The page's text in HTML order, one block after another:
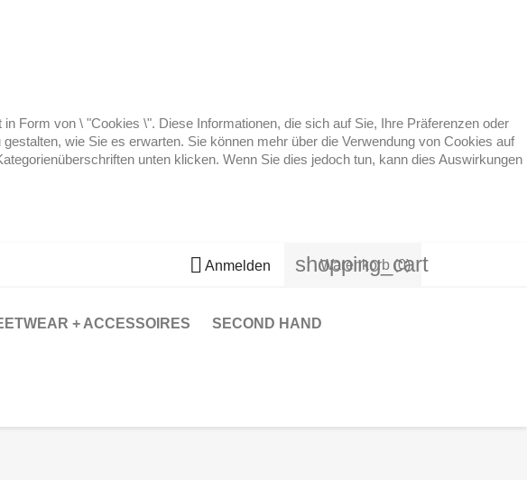
Form von \ "Cookies \". Diese Informationen, die sich auf Sie, Ihre Präferenzen oder
wie Sie es erwarten. Sie können mehr über die Verwendung von Cookies auf
unten klicken. Wenn Sie dies jedoch tun, kann dies Auswirkungen
 Anmelden shopping_cart
Warenkorb (0)
+ ACCESSOIRES SECOND HAND